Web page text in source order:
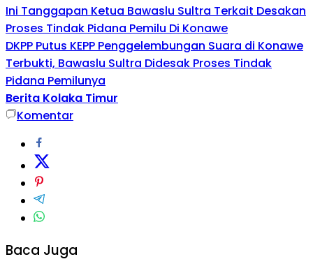
Ini Tanggapan Ketua Bawaslu Sultra Terkait Desakan
Proses Tindak Pidana Pemilu Di Konawe
DKPP Putus KEPP Penggelembungan Suara di Konawe
Terbukti, Bawaslu Sultra Didesak Proses Tindak
Pidana Pemilunya
Berita Kolaka Timur
Komentar
Baca Juga